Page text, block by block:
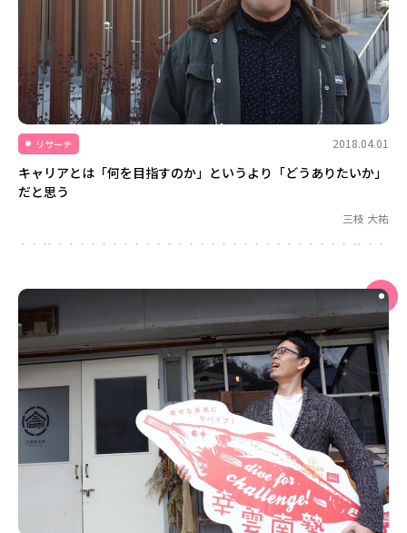
リサーチ 2018.04.01
キャリアとは「何を目指すのか」というより「どうありたいか」
だと思う
三枝 大祐